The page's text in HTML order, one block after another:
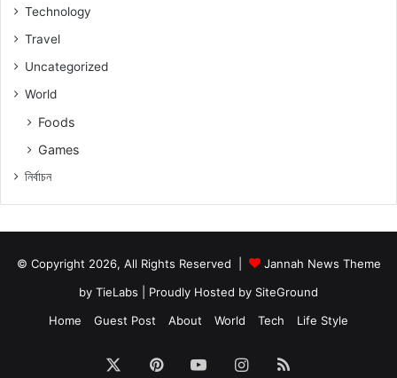
Technology
Travel
Uncategorized
World
Foods
Games
নিৰ্বাচন
© Copyright 2026, All Rights Reserved |
Jannah News Theme
by TieLabs | Proudly Hosted by SiteGround
Home
Guest Post About World Tech Life Style
PinterestYouTubeInstagram